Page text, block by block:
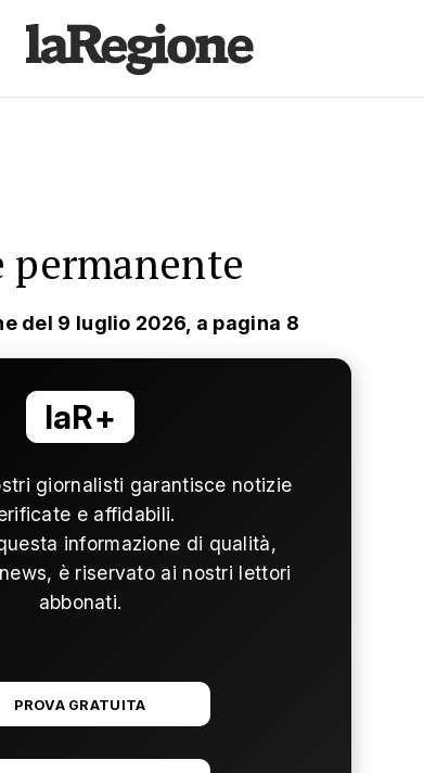
del 9 luglio 2026, a pagina 8
laR+
giornalisti garantisce notizie
e affidabili.
informazione di qualità,
è riservato ai nostri lettori
abbonati.
PROVA GRATUITA